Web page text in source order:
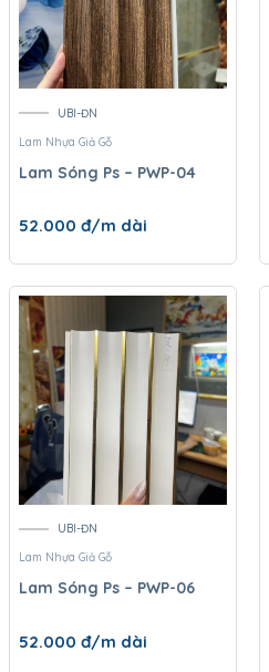
UBI-ĐN
Lam Nhựa Giả Gỗ
Lam Sóng Ps – PWP-04
52.000 đ/m dài
UBI-ĐN
Lam Nhựa Giả Gỗ
Lam Sóng Ps – PWP-06
52.000 đ/m dài